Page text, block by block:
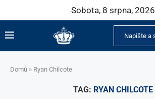
Sobota, 8 srpna, 2026
Domů » Ryan Chilcote
TAG: RYAN CHILCOTE